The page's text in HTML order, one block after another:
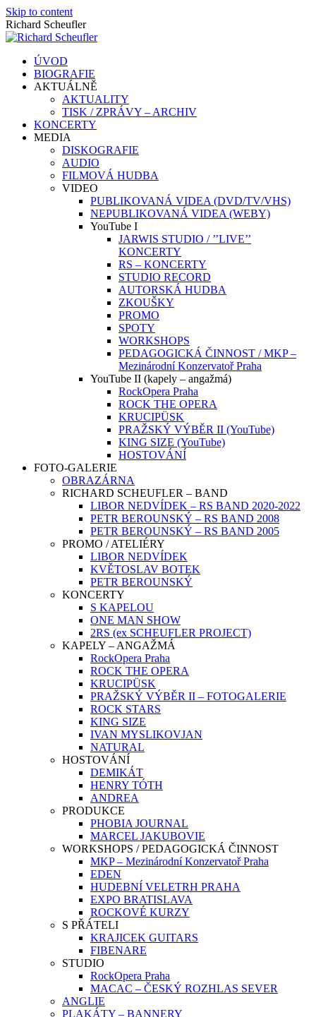
Skip to content
Richard Scheufler
ÚVOD
BIOGRAFIE
AKTUÁLNĚ
AKTUALITY
TISK / ZPRÁVY – ARCHIV
KONCERTY
MEDIA
DISKOGRAFIE
AUDIO
FILMOVÁ HUDBA
VIDEO
PUBLIKOVANÁ VIDEA (DVD/TV/VHS)
NEPUBLIKOVANÁ VIDEA (WEBY)
YouTube I
JARWIS STUDIO / ’’LIVE’’
KONCERTY
RS – KONCERTY
STUDIO RECORD
AUTORSKÁ HUDBA
ZKOUŠKY
PROMO
SPOTY
WORKSHOPS
PEDAGOGICKÁ ČINNOST / MKP –
Mezinárodní Konzervatoř Praha
YouTube II (kapely – angažmá)
RockOpera Praha
ROCK THE OPERA
KRUCIPÜSK
PRAŽSKÝ VÝBĚR II (YouTube)
KING SIZE (YouTube)
HOSTOVÁNÍ
FOTO-GALERIE
OBRAZÁRNA
RICHARD SCHEUFLER – BAND
LIBOR NEDVÍDEK – RS BAND 2020-2022
PETR BEROUNSKÝ – RS BAND 2008
PETR BEROUNSKÝ – RS BAND 2005
PROMO / ATELIÉRY
LIBOR NEDVÍDEK
KVĚTOSLAV BOTEK
PETR BEROUNSKÝ
KONCERTY
S KAPELOU
ONE MAN SHOW
2RS (ex SCHEUFLER PROJECT)
KAPELY – ANGAŽMÁ
RockOpera Praha
ROCK THE OPERA
KRUCIPÜSK
PRAŽSKÝ VÝBĚR II – FOTOGALERIE
ROCK STARS
KING SIZE
IVAN MYSLIKOVJAN
NATURAL
HOSTOVÁNÍ
DEMIKÁT
HENRY TÓTH
ANDREA
PRODUKCE
PHOBIA JOURNAL
MARCEL JAKUBOVIE
WORKSHOPS / PEDAGOGICKÁ ČINNOST
MKP – Mezinárodní Konzervatoř Praha
EDEN
HUDEBNÍ VELETRH PRAHA
EXPO BRATISLAVA
ROCKOVÉ KURZY
S PŘÁTELI
KRAJICEK GUITARS
FIBENARE
STUDIO
RockOpera Praha
MACAC – ČESKÝ ROZHLAS SEVER
ANGLIE
PLAKÁTY – BANNERY